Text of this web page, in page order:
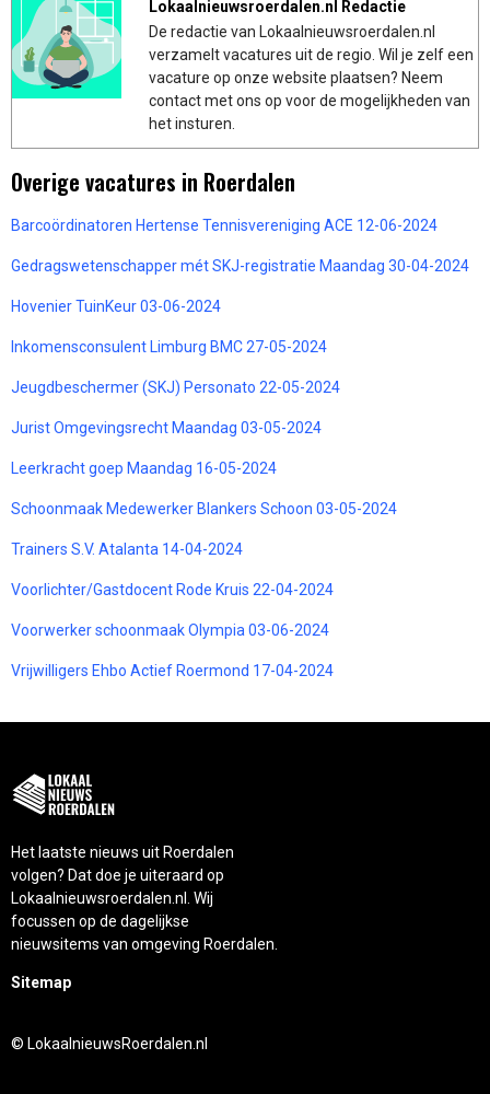
Lokaalnieuwsroerdalen.nl Redactie
De redactie van Lokaalnieuwsroerdalen.nl
verzamelt vacatures uit de regio. Wil je zelf een
vacature op onze website plaatsen? Neem
contact met ons op voor de mogelijkheden van
het insturen.
Overige vacatures in Roerdalen
Barcoördinatoren Hertense Tennisvereniging ACE 12-06-2024
Gedragswetenschapper mét SKJ-registratie Maandag 30-04-2024
Hovenier TuinKeur 03-06-2024
Inkomensconsulent Limburg BMC 27-05-2024
Jeugdbeschermer (SKJ) Personato 22-05-2024
Jurist Omgevingsrecht Maandag 03-05-2024
Leerkracht goep Maandag 16-05-2024
Schoonmaak Medewerker Blankers Schoon 03-05-2024
Trainers S.V. Atalanta 14-04-2024
Voorlichter/Gastdocent Rode Kruis 22-04-2024
Voorwerker schoonmaak Olympia 03-06-2024
Vrijwilligers Ehbo Actief Roermond 17-04-2024
Het laatste nieuws uit Roerdalen
volgen? Dat doe je uiteraard op
Lokaalnieuwsroerdalen.nl. Wij
focussen op de dagelijkse
nieuwsitems van omgeving Roerdalen.
Sitemap
© LokaalnieuwsRoerdalen.nl